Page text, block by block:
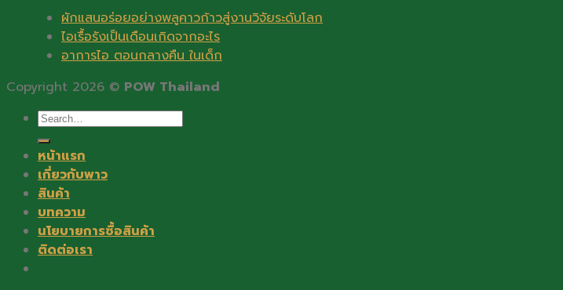
ผักแสนอร่อยอย่างพลูคาวก้าวสู่งานวิจัยระดับโลก
ไอเรื้อรังเป็นเดือนเกิดจากอะไร
อาการไอ ตอนกลางคืน ในเด็ก
Copyright 2026 © POW Thailand
Search
for:
หน้าแรก
เกี่ยวกับพาว
สินค้า
บทความ
นโยบายการซื้อสินค้า
ติดต่อเรา